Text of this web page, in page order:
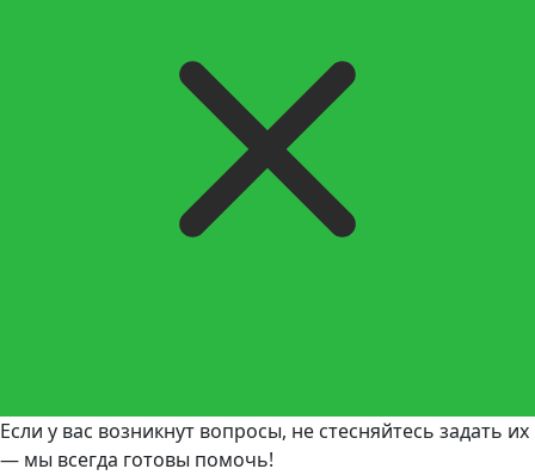
Если у вас возникнут вопросы, не стесняйтесь задать их
— мы всегда готовы помочь!